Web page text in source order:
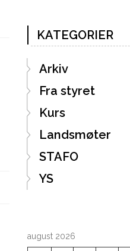
KATEGORIER
Arkiv
Fra styret
Kurs
Landsmøter
STAFO
YS
august 2026